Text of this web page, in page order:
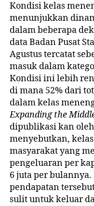
Kondisi kelas
menunjukkan
dalam beberapa
data Badan Pusat
Agustus tercatat
masuk dalam
Kondisi ini lebih
di mana 52% dari
dalam kelas
Expanding the
dipublikasi kan
menyebutkan,
masyarakat yang
pengeluaran per
6 juta per
pendapatan
sulit untuk keluar